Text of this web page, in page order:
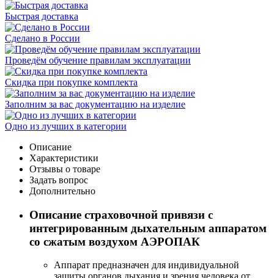
Быстрая доставка
Сделано в России
Проведём обучение правилам эксплуатации
Скидка при покупке комплекта
Заполним за вас документацию на изделие
Одно из лучших в категории
Описание
Характеристики
Отзывы о товаре
Задать вопрос
Дополнительно
Описание страховочной привязи с
интегрированным дыхательным аппаратом
со сжатым воздухом АЭРОПАК
Аппарат предназначен для индивидуальной